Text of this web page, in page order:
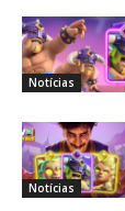
Notícias
Notícias